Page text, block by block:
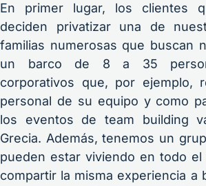
En primer lugar, los clientes
deciden privatizar una de
familias numerosas que buscan
un barco de 8 a 35
corporativos que, por ejemplo,
personal de su equipo y como
los eventos de team building
Grecia. Además, tenemos un
pueden estar viviendo en todo
compartir la misma experiencia a